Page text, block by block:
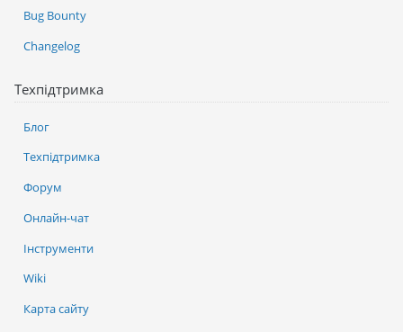
Bug Bounty
Changelog
Техпідтримка
Блог
Техпідтримка
Форум
Онлайн-чат
Інструменти
Wiki
Карта сайту